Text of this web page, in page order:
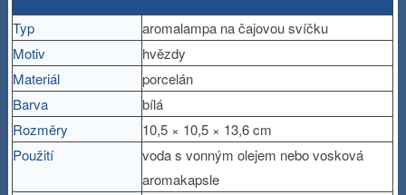
Typ
aromalampa na čajovou svíčku
Motiv
hvězdy
Materiál
porcelán
Barva
bílá
Rozměry
10,5 × 10,5 × 13,6 cm
Použití
voda s vonným olejem nebo vosková
aromakapsle